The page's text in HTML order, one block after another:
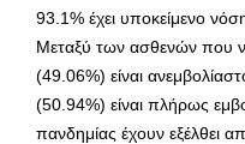
93.1% έχει υποκείμενο
Μεταξύ των ασθενών που
(49.06%) είναι
(50.94%) είναι πλήρως
πανδημίας έχουν εξέλθει